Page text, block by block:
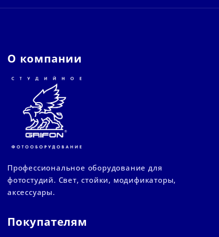
О компании
Профессиональное оборудование для
фотостудий. Свет, стойки, модификаторы,
аксессуары.
Покупателям